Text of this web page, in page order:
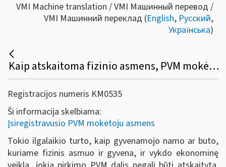
VMI Machine translation / VMI Машинный перевод /
VMI Машинний переклад (English, Русский,
Українська)
Kaip atskaitoma fizinio asmens, PVM mokėtojo, įsigyto ilgalaikio turto, prekių (paslaugų), susijusių su gyvenamojo namo, buto, kito pastato ar statinio eksploatavimu, pirkimo PVM?
Registracijos numeris KM0535
Ši informacija skelbiama:
Įsiregistravusio PVM mokėtoju asmens
Tokio ilgalaikio turto, kaip gyvenamojo namo ar buto,
kuriame fizinis asmuo ir gyvena, ir vykdo ekonominę